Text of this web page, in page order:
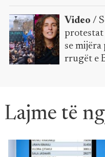
Video /
protestat
se mijëra
rrugët e
Lajme të